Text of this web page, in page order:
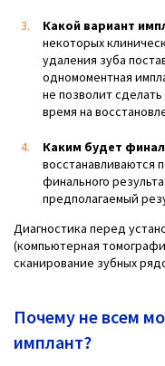
Какой вариант
некоторых
удаления зуба
одномоментная
не позволит
время на
Каким будет
восстанавливаются
финального
предполагаемый
Диагностика перед
(компьютерная
сканирование зубных
Почему не всем
имплант?